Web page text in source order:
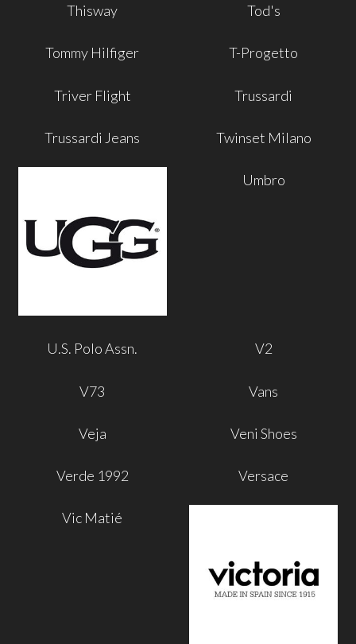
Thisway Tod's
Tommy Hilfiger T-Progetto
Triver Flight Trussardi
Trussardi Jeans Twinset Milano
Umbro
U.S. Polo Assn. V2
V73 Vans
Veja Veni Shoes
Verde 1992 Versace
Vic Matié